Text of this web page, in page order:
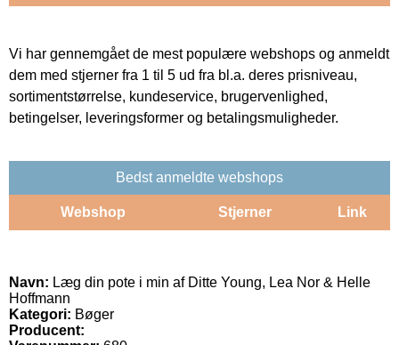
Vi har gennemgået de mest populære webshops og anmeldt
dem med stjerner fra 1 til 5 ud fra bl.a. deres prisniveau,
sortimentstørrelse, kundeservice, brugervenlighed,
betingelser, leveringsformer og betalingsmuligheder.
Bedst anmeldte webshops
Webshop Stjerner Link
Navn: Læg din pote i min af Ditte Young, Lea Nor & Helle
Hoffmann
Kategori: Bøger
Producent: